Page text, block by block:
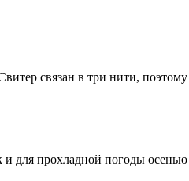
связан в три нити, поэтому
и для прохладной погоды